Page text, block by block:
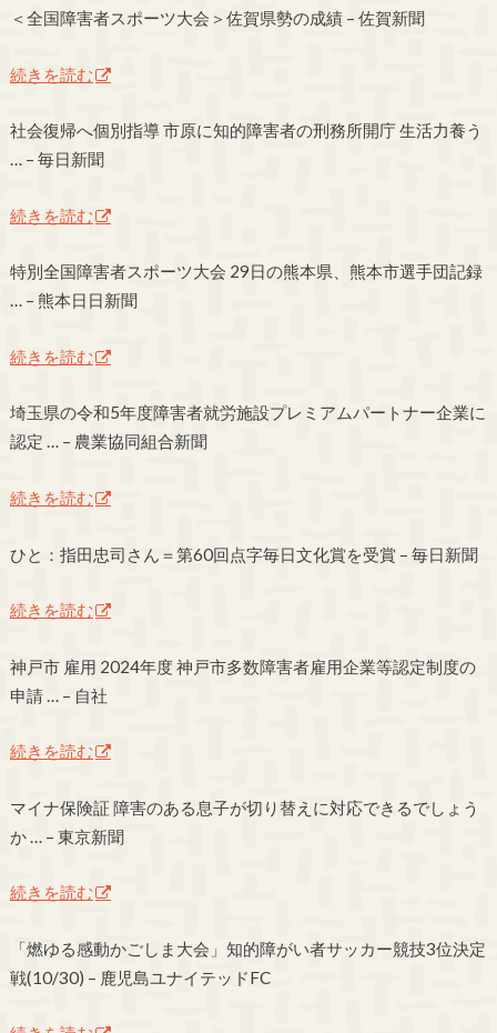
＜全国障害者スポーツ大会＞佐賀県勢の成績 – 佐賀新聞
続きを読む
社会復帰へ個別指導 市原に知的障害者の刑務所開庁 生活力養う
… – 毎日新聞
続きを読む
特別全国障害者スポーツ大会 29日の熊本県、熊本市選手団記録
… – 熊本日日新聞
続きを読む
埼玉県の令和5年度障害者就労施設プレミアムパートナー企業に
認定 … – 農業協同組合新聞
続きを読む
ひと：指田忠司さん＝第60回点字毎日文化賞を受賞 – 毎日新聞
続きを読む
神戸市 雇用 2024年度 神戸市多数障害者雇用企業等認定制度の
申請 … – 自社
続きを読む
マイナ保険証 障害のある息子が切り替えに対応できるでしょう
か … – 東京新聞
続きを読む
「燃ゆる感動かごしま大会」知的障がい者サッカー競技3位決定
戦(10/30) – 鹿児島ユナイテッドFC